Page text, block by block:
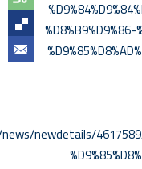
%D8%B9%D9%86-
newdetails/4617589/